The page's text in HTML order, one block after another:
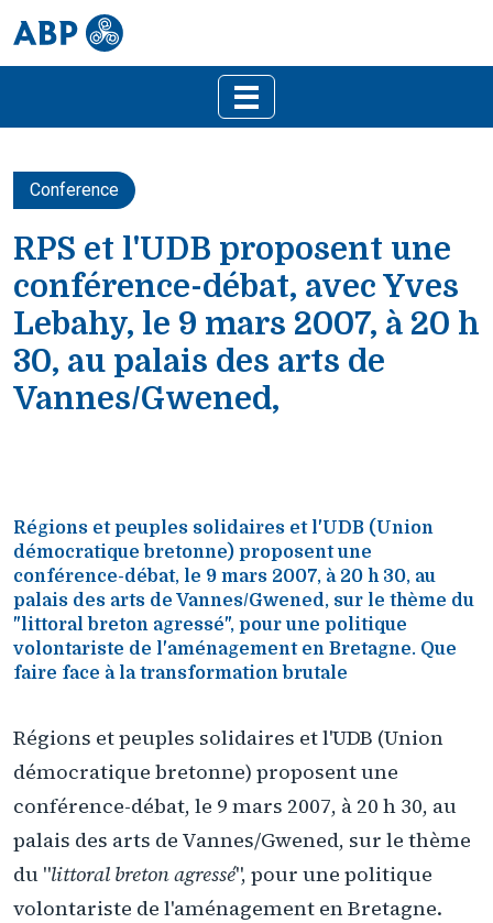
Conference
RPS et l'UDB proposent une
conférence-débat, avec Yves
Lebahy, le 9 mars 2007, à 20 h
30, au palais des arts de
Vannes/Gwened,
Régions et peuples solidaires et l'UDB (Union
démocratique bretonne) proposent une
conférence-débat, le 9 mars 2007, à 20 h 30, au
palais des arts de Vannes/Gwened, sur le thème du
"littoral breton agressé", pour une politique
volontariste de l'aménagement en Bretagne. Que
faire face à la transformation brutale
Régions et peuples solidaires et l'UDB (Union
démocratique bretonne) proposent une
conférence-débat, le 9 mars 2007, à 20 h 30, au
palais des arts de Vannes/Gwened, sur le thème
du "littoral breton agressé", pour une politique
volontariste de l'aménagement en Bretagne.